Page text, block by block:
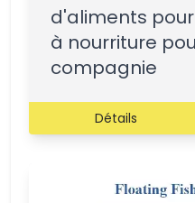
d'aliments
à nourriture
compagnie
Détails